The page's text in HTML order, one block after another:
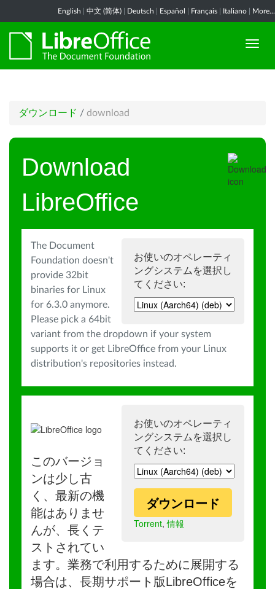
English 中文 (简体) Deutsch Español Français Italiano More...
ダウンロード / download
Download
LibreOffice
お使いのオペレーティ
ングシステムを選択し
てください:
The Document
Foundation doesn't
provide 32bit
binaries for Linux
for 6.3.0 anymore.
Please pick a 64bit
variant from the dropdown if your system
supports it or get LibreOffice from your Linux
distribution's repositories instead.
お使いのオペレーティ
ングシステムを選択し
てください:
ダウンロード
Torrent,情報
このバージョ
ンは少し古
く、最新の機
能はありませ
んが、長くテ
ストされてい
ます。業務で利用するために展開する
場合は、長期サポート版LibreOfficeを